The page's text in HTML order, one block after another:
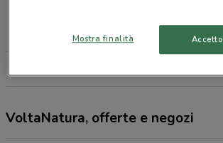
4.8 km
VoltaNatura, offerte e negozi
Mostra finalità Accetto